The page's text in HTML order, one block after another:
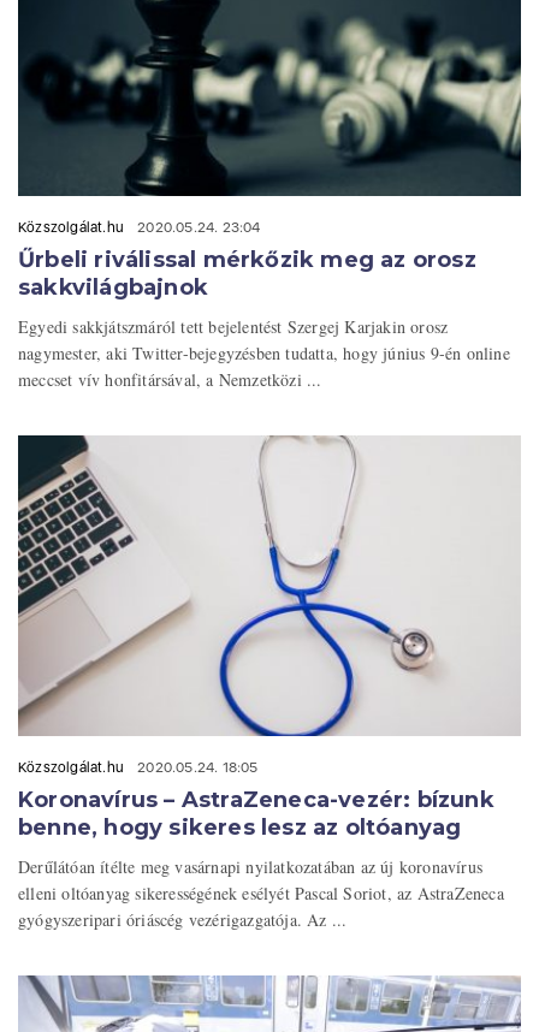
Közszolgálat.hu 2020.05.24. 23:04
Űrbeli riválissal mérkőzik meg az orosz
sakkvilágbajnok
Egyedi sakkjátszmáról tett bejelentést Szergej Karjakin orosz
nagymester, aki Twitter-bejegyzésben tudatta, hogy június 9-én online
meccset vív honfitársával, a Nemzetközi ...
Közszolgálat.hu 2020.05.24. 18:05
Koronavírus – AstraZeneca-vezér: bízunk
benne, hogy sikeres lesz az oltóanyag
Derűlátóan ítélte meg vasárnapi nyilatkozatában az új koronavírus
elleni oltóanyag sikerességének esélyét Pascal Soriot, az AstraZeneca
gyógyszeripari óriáscég vezérigazgatója. Az ...